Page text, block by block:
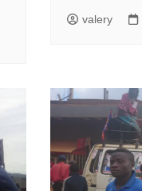
valery